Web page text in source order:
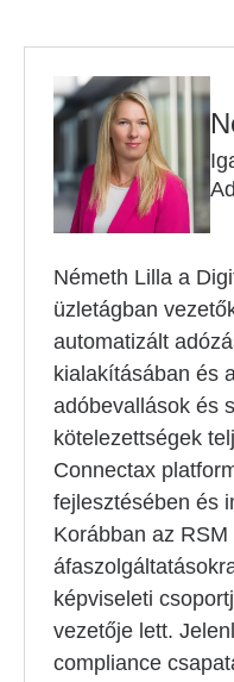
Németh Lilla a
üzletágban
automatizált
kialakításában és
adóbevallások és
kötelezettségek
Connectax
fejlesztésében és
Korábban az
képviseleti
vezetője lett.
compliance